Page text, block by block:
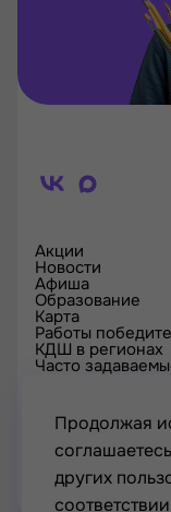
Акции
Новости
Афиша
Образование
Карта
Работы
КДШ в регионах
Часто
Проверка
Контакты
Продолжая
других